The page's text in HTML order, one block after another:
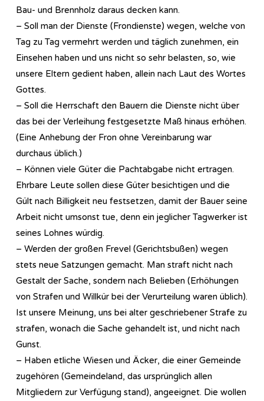
Bau- und Brennholz daraus decken kann.
– Soll man der Dienste (Frondienste) wegen, welche von
Tag zu Tag vermehrt werden und täglich zunehmen, ein
Einsehen haben und uns nicht so sehr belasten, so, wie
unsere Eltern gedient haben, allein nach Laut des Wortes
Gottes.
– Soll die Herrschaft den Bauern die Dienste nicht über
das bei der Verleihung festgesetzte Maß hinaus erhöhen.
(Eine Anhebung der Fron ohne Vereinbarung war
durchaus üblich.)
– Können viele Güter die Pachtabgabe nicht ertragen.
Ehrbare Leute sollen diese Güter besichtigen und die
Gült nach Billigkeit neu festsetzen, damit der Bauer seine
Arbeit nicht umsonst tue, denn ein jeglicher Tagwerker ist
seines Lohnes würdig.
– Werden der großen Frevel (Gerichtsbußen) wegen
stets neue Satzungen gemacht. Man straft nicht nach
Gestalt der Sache, sondern nach Belieben (Erhöhungen
von Strafen und Willkür bei der Verurteilung waren üblich).
Ist unsere Meinung, uns bei alter geschriebener Strafe zu
strafen, wonach die Sache gehandelt ist, und nicht nach
Gunst.
– Haben etliche Wiesen und Äcker, die einer Gemeinde
zugehören (Gemeindeland, das ursprünglich allen
Mitgliedern zur Verfügung stand), angeeignet. Die wollen